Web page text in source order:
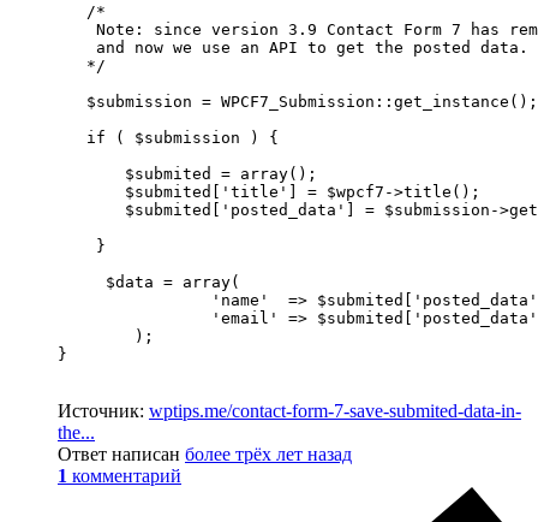
   /*
Note: since version 3.9 Contact Form 7 has
    and now we use an API to get the posted data.
   */
   $submission = WPCF7_Submission::get_instance();
   if ( $submission ) {
       $submited = array();
       $submited['title'] = $wpcf7->title();
$submited['posted_data'] = $submission-
    }
     $data = array(
}
Источник: wptips.me/contact-form-7-save-submited-data-in-
the...
Ответ написан более трёх лет назад
1 комментарий